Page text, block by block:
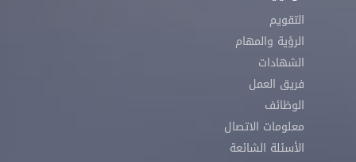
التقويم
الرؤية والمهام
الشهادات
فريق العمل
الوظائف
معلومات الاتصال
الأسئلة الشائعة